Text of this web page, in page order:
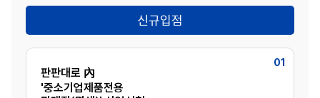
신규입점
01
판판대로 內
'중소기업제품전용